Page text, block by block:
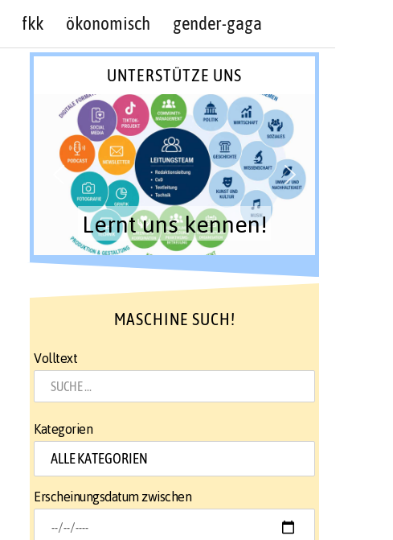
fkk ökonomisch gender-gaga
UNTERSTÜTZE UNS
Lernt uns kennen!
MASCHINE SUCH!
Volltext
Kategorien
Erscheinungsdatum zwischen